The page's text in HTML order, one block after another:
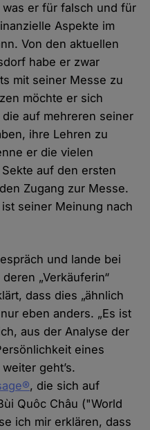
er für falsch und für
Aspekte im
Von den aktuellen
habe er zwar
mit seiner Messe zu
möchte er sich
auf mehreren seiner
ihre Lehren zu
er die vielen
auf den ersten
Zugang zur Messe.
seiner Meinung nach
und lande bei
„Verkäuferin“
dass dies „ähnlich
eben anders. „Es ist
aus der Analyse der
eines
geht’s.
, die sich auf
Quôc Châu ("World
ich mir erklären, dass